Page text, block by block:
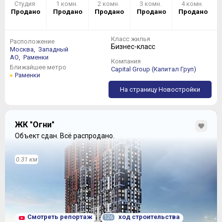
Студия
Продано
1 комн.
Продано
2 комн.
Продано
3 комн.
Продано
4 комн.
Продано
Расположение
Москва,
Западный
АО,
Раменки
Ближайшее метро
Раменки
Класс жилья
Бизнес-класс
Компания
Capital Group (Капитал Груп)
На страницу Новостройки
ЖК "Огни"
Объект сдан. Всё распродано.
0.31 км
Смотреть репортаж 126 ход строительства